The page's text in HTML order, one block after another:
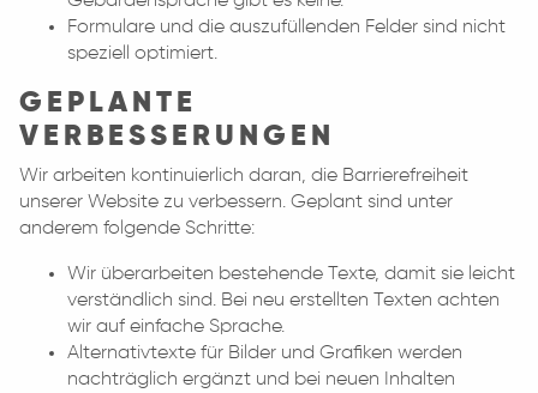
Formulare und die auszufüllenden Felder sind nicht
speziell optimiert.
GEPLANTE
VERBESSERUNGEN
Wir arbeiten kontinuierlich daran, die Barrierefreiheit
unserer Website zu verbessern. Geplant sind unter
anderem folgende Schritte:
Wir überarbeiten bestehende Texte, damit sie leicht
verständlich sind. Bei neu erstellten Texten achten
wir auf einfache Sprache.
Alternativtexte für Bilder und Grafiken werden
nachträglich ergänzt und bei neuen Inhalten